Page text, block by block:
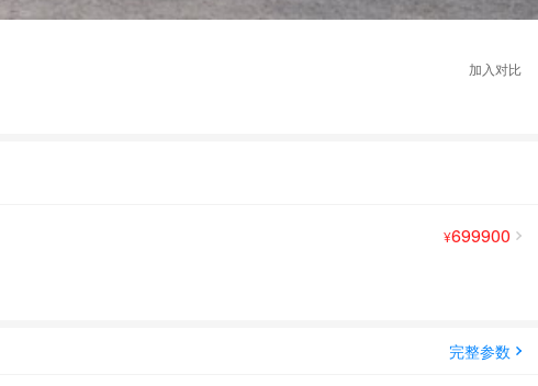
¥699900
完整参数